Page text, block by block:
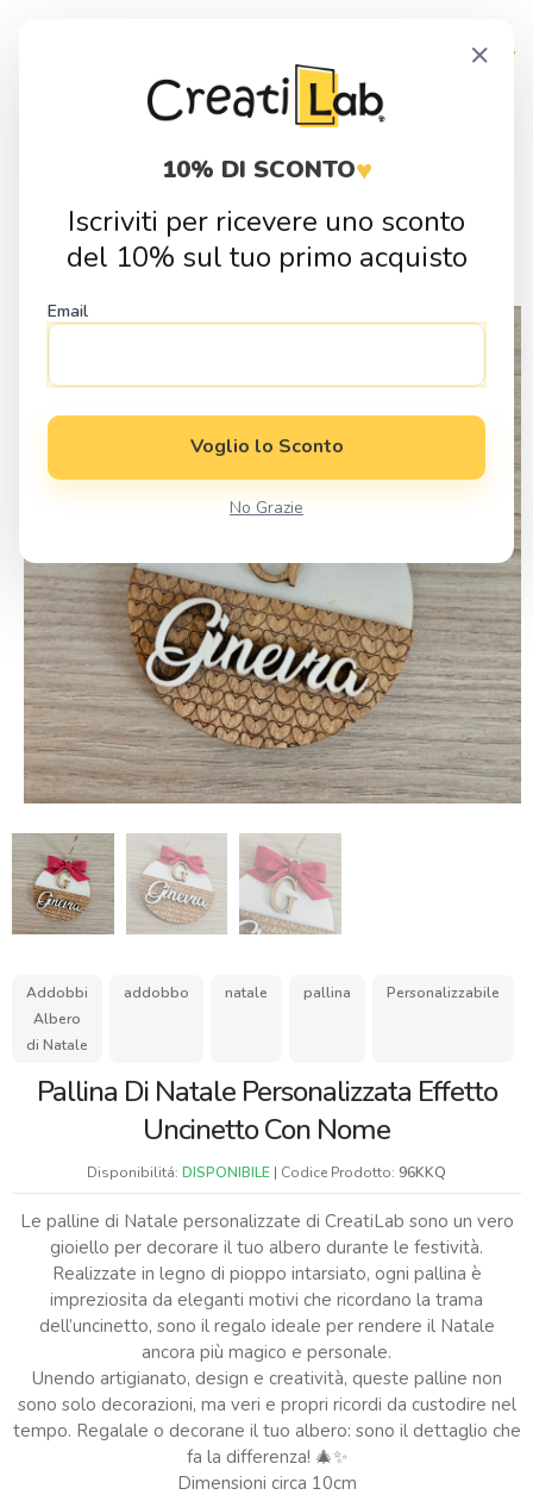
Home Idee Regalo Eventi e Festivita Regali di Natale
Pallina
di Natale Personalizzata effetto uncinetto con Nome
Addobbi
Albero
di Natale
addobbo natale pallina Personalizzabile
Pallina Di Natale Personalizzata Effetto
Uncinetto Con Nome
Disponibilitá: DISPONIBILE | Codice Prodotto: 96KKQ
Le palline di Natale personalizzate di CreatiLab sono un vero
gioiello per decorare il tuo albero durante le festività.
Realizzate in legno di pioppo intarsiato, ogni pallina è
impreziosita da eleganti motivi che ricordano la trama
dell’uncinetto, sono il regalo ideale per rendere il Natale
ancora più magico e personale.
Unendo artigianato, design e creatività, queste palline non
sono solo decorazioni, ma veri e propri ricordi da custodire nel
tempo. Regalale o decorane il tuo albero: sono il dettaglio che
fa la differenza! 🎄✨
Dimensioni circa 10cm
×
10% DI SCONTO♥
Iscriviti per ricevere uno sconto
del 10% sul tuo primo acquisto
Email
Voglio lo Sconto
No Grazie